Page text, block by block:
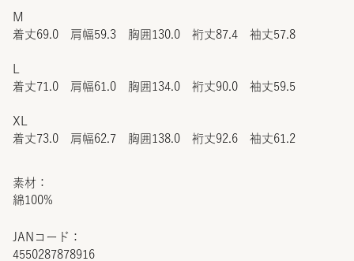
JANコード：
4550287878916
M
着丈69.0 肩幅59.3 胸囲130.0 裄丈87.4 袖丈57.8
着丈71.0 肩幅61.0 胸囲134.0 裄丈90.0 袖丈59.5
XL
着丈73.0 肩幅62.7 胸囲138.0 裄丈92.6 袖丈61.2
素材：
綿100%